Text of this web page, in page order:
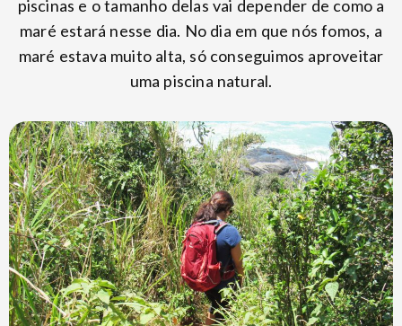
piscinas e o tamanho delas vai depender de como a
maré estará nesse dia. No dia em que nós fomos, a
maré estava muito alta, só conseguimos aproveitar
uma piscina natural.